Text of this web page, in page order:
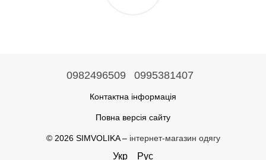
0982496509 0995381407
Контактна інформація
Повна версія сайту
© 2026 SIMVOLIKA – інтернет-магазин одягу
Укр Рус